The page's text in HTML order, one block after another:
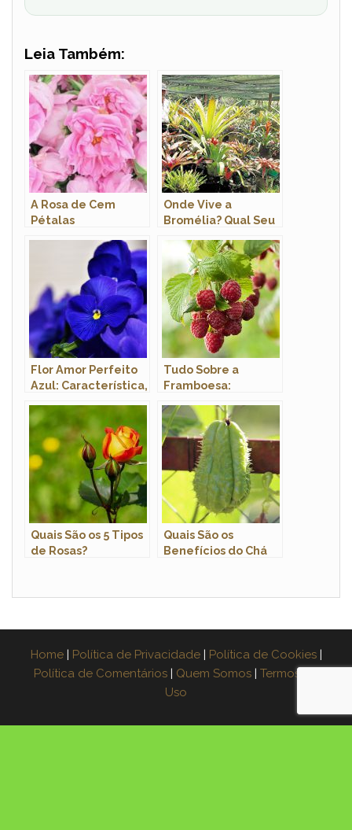
Leia Também:
A Rosa de Cem
Pétalas
Onde Vive a
Bromélia? Qual Seu
Flor Amor Perfeito
Azul: Característica,
Fotos
Tudo Sobre a
Framboesa:
Nome Cientifico e
Fotos
Quais São os 5 Tipos
de Rosas?
Quais São os
Benefícios do Chá
Home Política de Privacidade Política de Cookies
Política de Comentários
Quem Somos
Termos de
Uso